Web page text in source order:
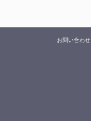
お問い合わせ